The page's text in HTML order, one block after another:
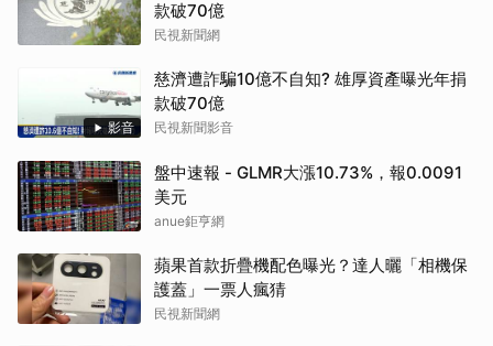
款破70億
民視新聞網
影音
慈濟遭詐騙10億不自知? 雄厚資產曝光年捐
款破70億
民視新聞影音
盤中速報 - GLMR大漲10.73%，報0.0091
美元
anue鉅亨網
蘋果首款折疊機配色曝光？達人曬「相機保
護蓋」一票人瘋猜
民視新聞網